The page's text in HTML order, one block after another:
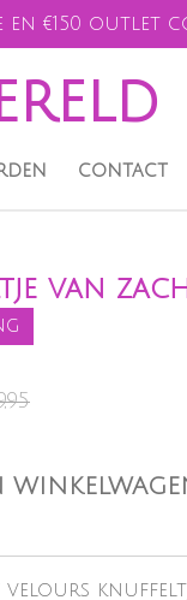
en €150 outlet
contact
van